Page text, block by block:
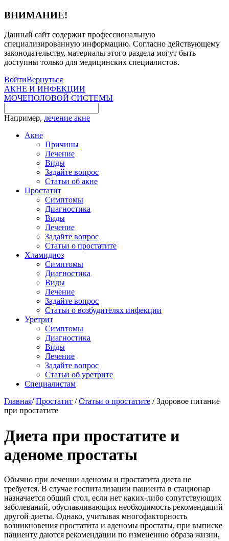
ВНИМАНИЕ!
Данный сайт содержит профессиональную
специализированную информацию. Согласно действующему
законодательству, материалы этого раздела могут быть
доступны только для медицинских специалистов.
ВойтиВернуться
АКНЕ И ИНФЕКЦИИ
МОЧЕПОЛОВОЙ СИСТЕМЫ
Например, лечение акне
Акне
Причины
Лечение
Виды
Задайте вопрос
Статьи об акне
Простатит
Симптомы
Диагностика
Виды
Лечение
Задайте вопрос
Статьи о простатите
Хламидиоз
Симптомы
Диагностика
Виды
Лечение
Задайте вопрос
Статьи о возбудителях инфекции
Уретрит
Симптомы
Диагностика
Виды
Лечение
Задайте вопрос
Статьи об уретрите
Специалистам
Главная/Простатит /Статьи о простатите /Здоровое питание
при простатите
Диета при простатите и
аденоме простаты
Обычно при лечении аденомы и простатита диета не
требуется. В случае госпитализации пациента в стационар
назначается общий стол, если нет каких-либо сопутствующих
заболеваний, обуславливающих необходимость рекомендаций
другой диеты. Однако, учитывая многофакторность
возникновения простатита и аденомы простаты, при выписке
пациенту даются рекомендации по изменению образа жизни,